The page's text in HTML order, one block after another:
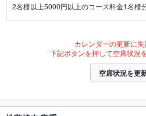
2名様以上5000円以上のコース料金1名様
カレンダーの更新に失
下記ボタンを押して空席状況
空席状況を更